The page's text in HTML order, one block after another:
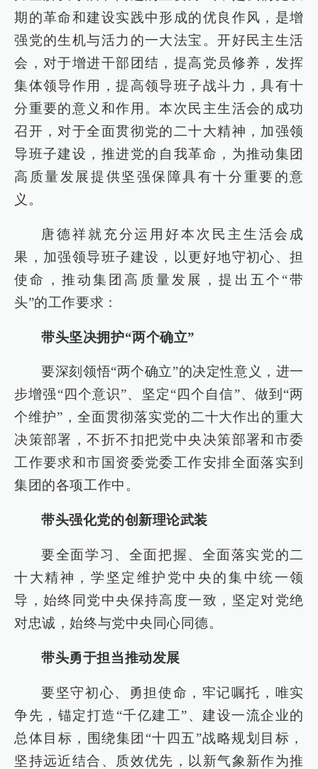
期的革命和建设实践中形成的优良作风，是增
强党的生机与活力的一大法宝。开好民主生活
会，对于增进干部团结，提高党员修养，发挥
集体领导作用，提高领导班子战斗力，具有十
分重要的意义和作用。本次民主生活会的成功
召开，对于全面贯彻党的二十大精神，加强领
导班子建设，推进党的自我革命，为推动集团
高质量发展提供坚强保障具有十分重要的意
义。
唐德祥就充分运用好本次民主生活会成
果，加强领导班子建设，以更好地守初心、担
使命，推动集团高质量发展，提出五个“带
头”的工作要求：
带头坚决拥护“两个确立”
要深刻领悟“两个确立”的决定性意义，进一
步增强“四个意识”、坚定“四个自信”、做到“两
个维护”，全面贯彻落实党的二十大作出的重大
决策部署，不折不扣把党中央决策部署和市委
工作要求和市国资委党委工作安排全面落实到
集团的各项工作中。
带头强化党的创新理论武装
要全面学习、全面把握、全面落实党的二
十大精神，学坚定维护党中央的集中统一领
导，始终同党中央保持高度一致，坚定对党绝
对忠诚，始终与党中央同心同德。
带头勇于担当推动发展
要坚守初心、勇担使命，牢记嘱托，唯实
争先，锚定打造“千亿建工”、建设一流企业的
总体目标，围绕集团“十四五”战略规划目标，
坚持远近结合、质效优先，以新气象新作为推